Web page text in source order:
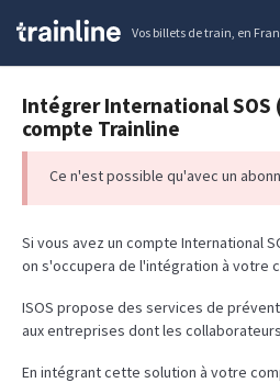
Vos billets de train, en
Intégrer International SOS
compte Trainline
Ce n'est possible qu'avec un
Si vous avez un compte International
on s'occupera de l'intégration à votre
ISOS propose des services de
aux entreprises dont les
En intégrant cette solution à votre